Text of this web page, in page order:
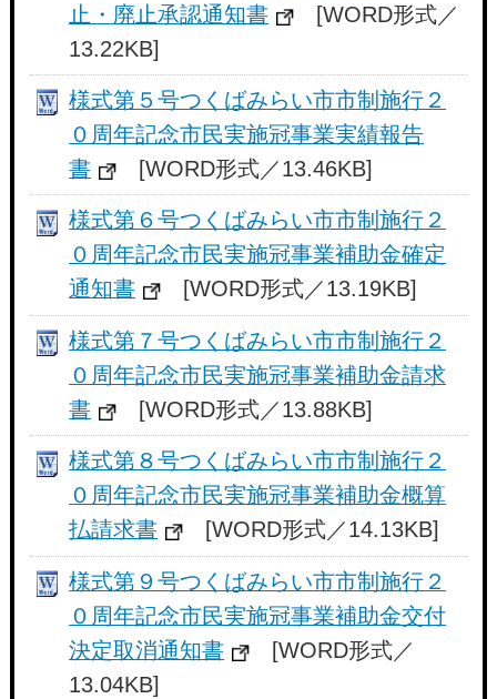
止・廃止承認通知書
[WORD形式／
13.22KB]
様式第５号つくばみらい市市制施行２
０周年記念市民実施冠事業実績報告
書
[WORD形式／13.46KB]
様式第６号つくばみらい市市制施行２
０周年記念市民実施冠事業補助金確定
通知書
[WORD形式／13.19KB]
様式第７号つくばみらい市市制施行２
０周年記念市民実施冠事業補助金請求
書
[WORD形式／13.88KB]
様式第８号つくばみらい市市制施行２
０周年記念市民実施冠事業補助金概算
払請求書
[WORD形式／14.13KB]
様式第９号つくばみらい市市制施行２
０周年記念市民実施冠事業補助金交付
決定取消通知書
[WORD形式／
13.04KB]